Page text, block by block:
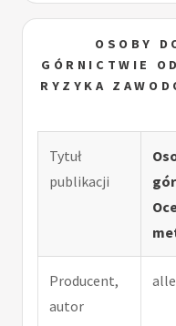
OSOBY
GÓRNICTWIE
RYZYKA
Tytuł
publikacji
Producent,
autor